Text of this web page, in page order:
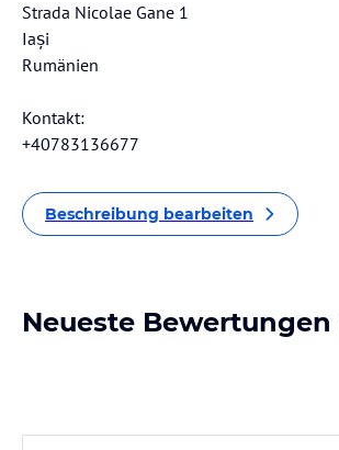
Strada Nicolae Gane 1
Iași
Rumänien
Kontakt:
+40783136677
Beschreibung bearbeiten
Neueste Bewertungen